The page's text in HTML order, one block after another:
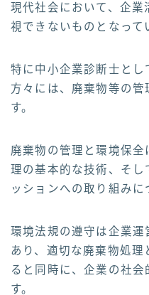
現代社会において、企
視できないものとなって
特に中小企業診断士とし
方々には、廃棄物等の
す。
廃棄物の管理と環境保
理の基本的な技術、そし
ッションへの取り組みに
環境法規の遵守は企業
あり、適切な廃棄物処
ると同時に、企業の社
す。